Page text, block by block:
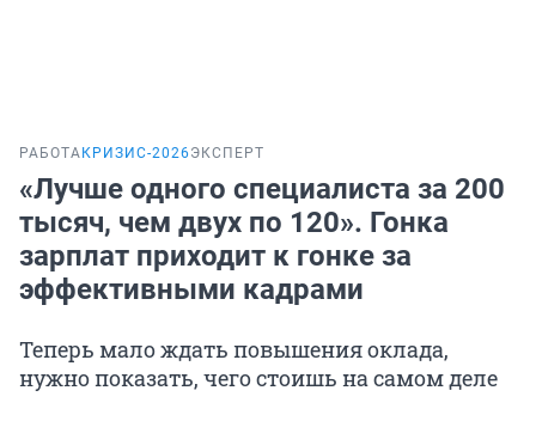
РАБОТА КРИЗИС-2026ЭКСПЕРТ
«Лучше одного специалиста за 200
тысяч, чем двух по 120». Гонка
зарплат приходит к гонке за
эффективными кадрами
Теперь мало ждать повышения оклада,
нужно показать, чего стоишь на самом деле